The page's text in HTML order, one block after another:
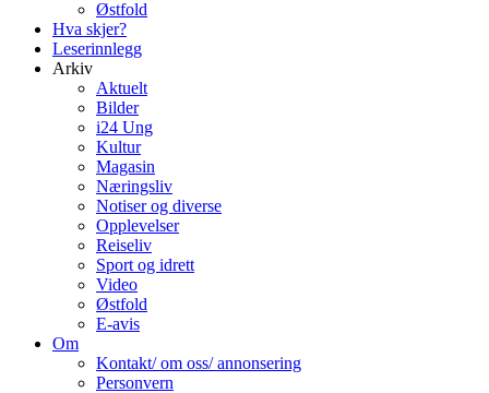
Østfold
Hva skjer?
Leserinnlegg
Arkiv
Aktuelt
Bilder
i24 Ung
Kultur
Magasin
Næringsliv
Notiser og diverse
Opplevelser
Reiseliv
Sport og idrett
Video
Østfold
E-avis
Om
Kontakt/ om oss/ annonsering
Personvern